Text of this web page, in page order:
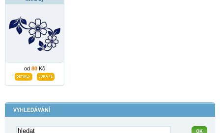
od 80 Kč